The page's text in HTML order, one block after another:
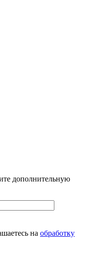
дополнительную
на обработку